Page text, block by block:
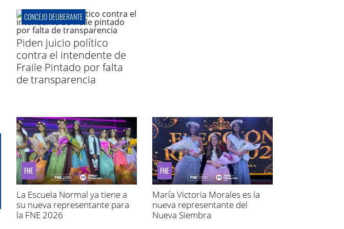
CONCEJO DELIBERANTE
Piden juicio político
contra el intendente de
Fraile Pintado por falta
de transparencia
FNE
La Escuela Normal ya tiene a
su nueva representante para
la FNE 2026
FNE
María Victoria Morales es la
nueva representante del
Nueva Siembra